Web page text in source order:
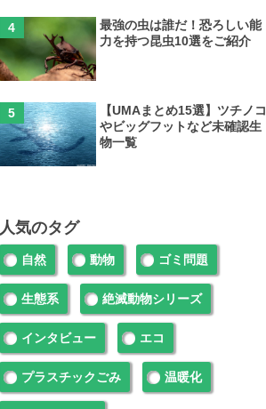
最強の虫は誰だ！恐ろしい能
力を持つ昆虫10選をご紹介
【UMAまとめ15選】ツチノコ
やビッグフットなど未確認生
物一覧
人気のタグ
自然 動物 ゴミ問題
生態系 絶滅動物シリーズ
インタビュー エコ
プラスチックごみ 温暖化